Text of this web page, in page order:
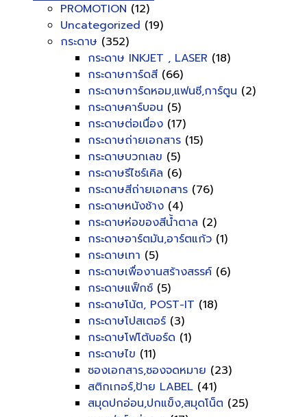
PROMOTION (12)
Uncategorized (19)
กระดาษ (352)
กระดาษ INKJET , LASER (18)
กระดาษการ์ดสี (66)
กระดาษการ์ดหอม,แฟนซี,การ์ตูน (2)
กระดาษคาร์บอน (5)
กระดาษต่อเนื่อง (17)
กระดาษถ่ายเอกสาร (15)
กระดาษบวกเลข (5)
กระดาษรีไซร์เคิล (6)
กระดาษสีถ่ายเอกสาร (76)
กระดาษหนังช้าง (4)
กระดาษห่อของสีน้ำตาล (2)
กระดาษอาร์ตมัน,อาร์ตแก้ว (1)
กระดาษเทา (5)
กระดาษเพื่องานสร้างสรรค์ (6)
กระดาษแฟ็กซ์ (5)
กระดาษโน้ต, POST-IT (18)
กระดาษโปสเตอร์ (3)
กระดาษโฟโต้บอร์ด (1)
กระดาษไข (11)
ซองเอกสาร,ซองจดหมาย (23)
สติกเกอร์,ป้าย LABEL (41)
สมุดปกอ่อน,ปกแข็ง,สมุดโน็ต (25)